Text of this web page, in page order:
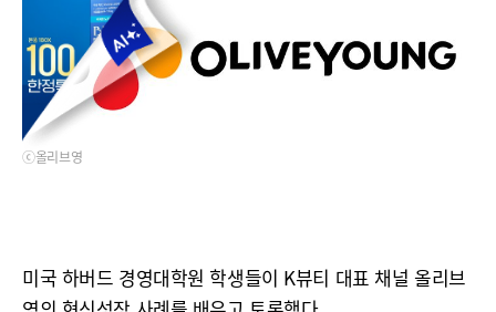
ⓒ올리브영
미국 하버드 경영대학원 학생들이 K뷰티 대표 채널 올리브